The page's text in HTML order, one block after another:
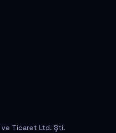
ve Ticaret Ltd. Şti.